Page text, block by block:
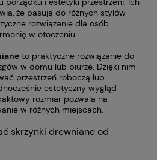
że pasują do różnych stylów
rozwiązanie dla osób
w otoczeniu.
to praktyczne rozwiązanie do
w domu lub biurze. Dzięki nim
przestrzeń roboczą lub
estetyczny wygląd
rozmiar pozwala na
w różnych miejscach.
skrzynki drewniane od